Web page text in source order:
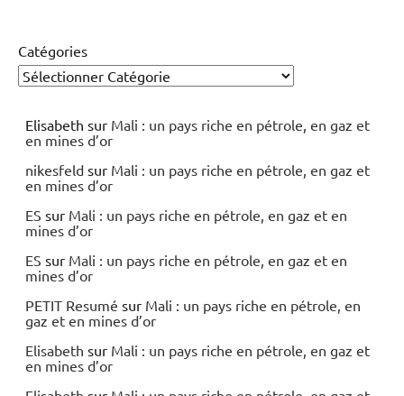
Catégories
Elisabeth sur Mali : un pays riche en pétrole, en gaz et
en mines d’or
nikesfeld sur Mali : un pays riche en pétrole, en gaz et
en mines d’or
ES sur Mali : un pays riche en pétrole, en gaz et en
mines d’or
ES sur Mali : un pays riche en pétrole, en gaz et en
mines d’or
PETIT Resumé sur Mali : un pays riche en pétrole, en
gaz et en mines d’or
Elisabeth sur Mali : un pays riche en pétrole, en gaz et
en mines d’or